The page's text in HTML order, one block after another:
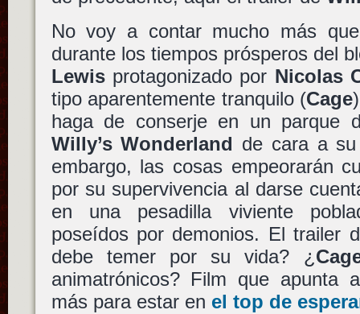
No voy a contar mucho más
durante los tiempos prósperos del
Lewisprotagonizado por Nicolas
tipo aparentemente tranquilo (Cage
haga de conserje en un parque
Willy’s Wonderland de cara a
embargo, las cosas empeorarán
por su supervivencia al darse
en una pesadilla viviente
poseídos por demonios. El trailer
debe temer por su vida? ¿
animatrónicos? Film que apunta
más para estar en el top de